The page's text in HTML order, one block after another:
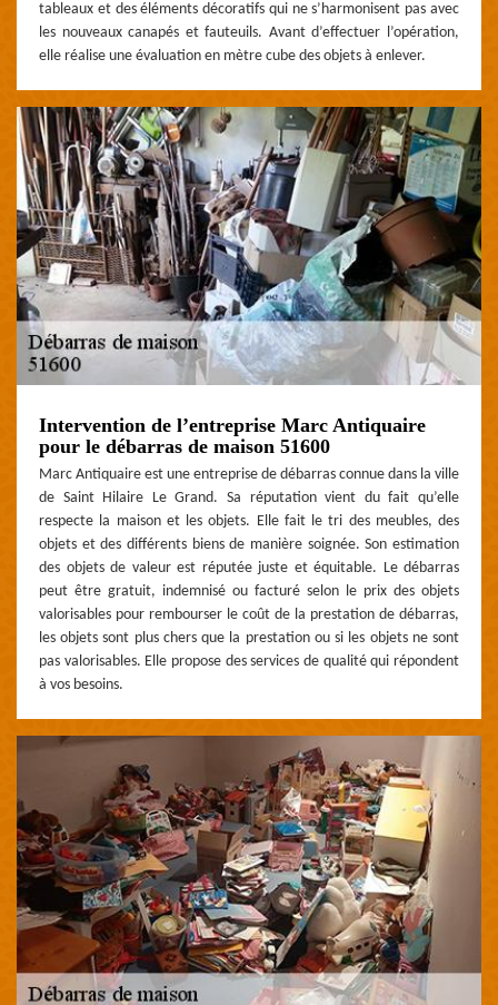
tableaux et des éléments décoratifs qui ne s’harmonisent pas avec
les nouveaux canapés et fauteuils. Avant d’effectuer l’opération,
elle réalise une évaluation en mètre cube des objets à enlever.
Intervention de l’entreprise Marc Antiquaire
pour le débarras de maison 51600
Marc Antiquaire est une entreprise de débarras connue dans la ville
de Saint Hilaire Le Grand. Sa réputation vient du fait qu’elle
respecte la maison et les objets. Elle fait le tri des meubles, des
objets et des différents biens de manière soignée. Son estimation
des objets de valeur est réputée juste et équitable. Le débarras
peut être gratuit, indemnisé ou facturé selon le prix des objets
valorisables pour rembourser le coût de la prestation de débarras,
les objets sont plus chers que la prestation ou si les objets ne sont
pas valorisables. Elle propose des services de qualité qui répondent
à vos besoins.